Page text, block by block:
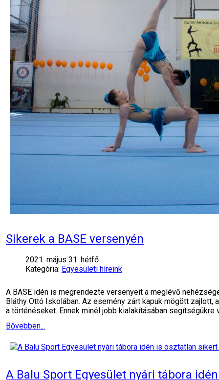
Sikerek a BASE versenyén
2021. május 31. hétfő
Kategória: Egyesületi híreink
A BASE idén is megrendezte versenyeit a meglévő
Bláthy Ottó Iskolában. Az esemény zárt kapuk mögött
a történéseket. Ennek minél jobb kialakításában segítségükre
Bővebben...
A Balu Sport Egyesület nyári tábora